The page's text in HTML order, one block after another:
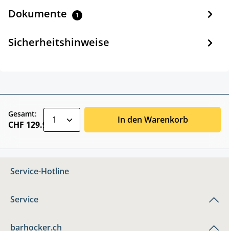
Dokumente 1
Sicherheitshinweise
Gesamt:
CHF 129.90 In den Warenkorb
Service-Hotline
Service
barhocker.ch